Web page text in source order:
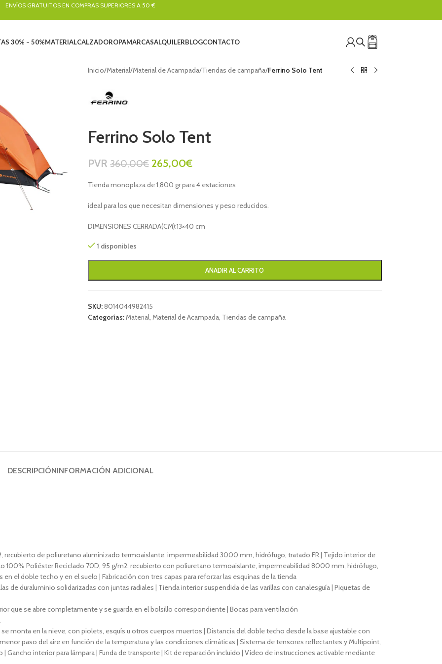
ENVÍOS GRATUITOS EN COMPRAS SUPERIORES A 50 €
30% – 50%MATERIALCALZADOROPAMARCASALQUILERBLOGCONTACTO
Inicio/Material/Material de Acampada/Tiendas de campaña/Ferrino Solo Tent
Ferrino Solo Tent
PVR 360,00€ 265,00€
Tienda monoplaza de 1,800 gr para 4 estaciones
ideal para los que necesitan dimensiones y peso reducidos.
DIMENSIONES CERRADA(CM):13×40 cm
1 disponibles
AÑADIR AL CARRITO
SKU:8014044982415
Categorías:Material, Material de Acampada, Tiendas de campaña
DESCRIPCIÓNINFORMACIÓN ADICIONAL
de poliuretano aluminizado termoaislante, impermeabilidad 3000 mm, hidrófugo, tratado FR | Tejido interior de
100% Poliéster Reciclado 70D, 95 g/m2, recubierto con poliuretano termoaislante, impermeabilidad 8000 mm, hidrófugo,
el doble techo y en el suelo | Fabricación con tres capas para reforzar las esquinas de la tienda
de duraluminio solidarizadas con juntas radiales | Tienda interior suspendida de las varillas con canalesguía | Piquetas de
que se abre completamente y se guarda en el bolsillo correspondiente | Bocas para ventilación
monta en la nieve, con piolets, esquís u otros cuerpos muertos | Distancia del doble techo desde la base ajustable con
paso del aire en función de la temperatura y las condiciones climáticas | Sistema de tensores reflectantes y Multipoint,
Gancho interior para lámpara | Funda de transporte | Kit de reparación incluido | Vídeo de instrucciones activable mediante